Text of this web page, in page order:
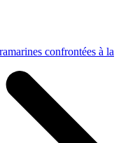
confrontées à la